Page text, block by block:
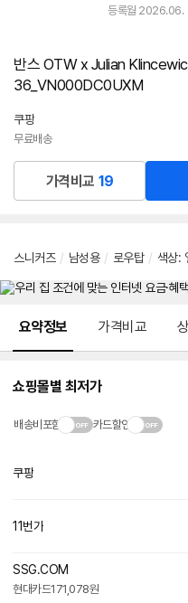
등록월 2026.06.
반스 OTW x Julian
36_VN000DC0UXM
쿠팡
무료배송
가격비교 19
스니커즈 / 남성용 / 로우탑 / 색상:
요약정보 가격비교
쇼핑몰별 최저가
배송비포함 카드할인
쿠팡
11번가
SSG.COM
현대카드171,078원